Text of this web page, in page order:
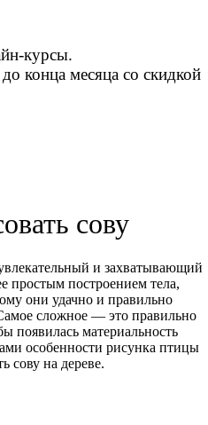
курсы.
конца месяца со скидкой
‌сову‌
и захватывающий
простым построением тела,
они удачно и правильно
сложное — это правильно
появилась материальность
особенности рисунка птицы
сову на дереве.